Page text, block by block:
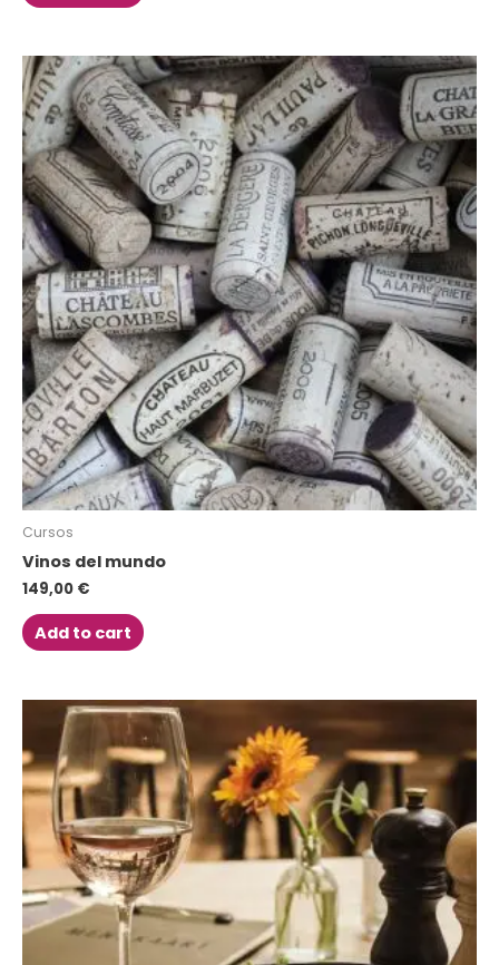
Cursos
Vinos del mundo
149,00 €
Add to cart